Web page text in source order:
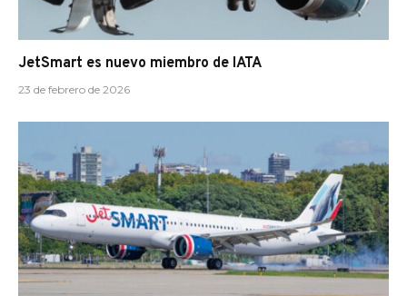
JetSmart es nuevo miembro de IATA
23 de febrero de 2026